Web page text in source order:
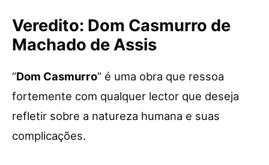
Veredito: Dom Casmurro de
Machado de Assis
“Dom Casmurro” é uma obra que ressoa
fortemente com qualquer lector que deseja
refletir sobre a natureza humana e suas
complicações.